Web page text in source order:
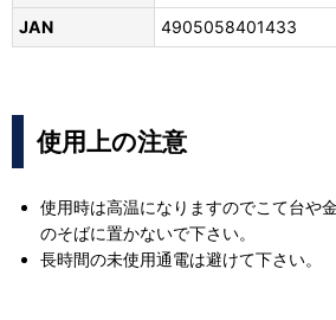
JAN
4905058401433
使用上の注意
使用時は高温になりますのでこて台や
のそばに置かないで下さい。
長時間の未使用通電は避けて下さい。